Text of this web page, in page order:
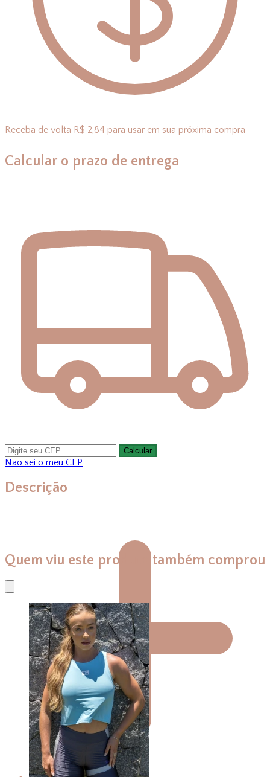
Receba de volta R$ 2,84 para usar em sua próxima compra
Calcular o prazo de entrega
Calcular
Não sei o meu CEP
Descrição
Quem viu este produto também comprou